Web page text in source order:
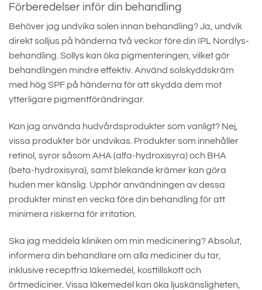
Förberedelser inför din behandling
Behöver jag undvika solen innan behandling? Ja, undvik
direkt solljus på händerna två veckor före din IPL Nordlys-
behandling. Sollys kan öka pigmenteringen, vilket gör
behandlingen mindre effektiv. Använd solskyddskräm
med hög SPF på händerna för att skydda dem mot
ytterligare pigmentförändringar.
Kan jag använda hudvårdsprodukter som vanligt? Nej,
vissa produkter bör undvikas. Produkter som innehåller
retinol, syror såsom AHA (alfa-hydroxisyra) och BHA
(beta-hydroxisyra), samt blekande krämer kan göra
huden mer känslig. Upphör användningen av dessa
produkter minst en vecka före din behandling för att
minimera riskerna för irritation.
Ska jag meddela kliniken om min medicinering? Absolut,
informera din behandlare om alla mediciner du tar,
inklusive receptfria läkemedel, kosttillskott och
örtmediciner. Vissa läkemedel kan öka ljuskänsligheten,